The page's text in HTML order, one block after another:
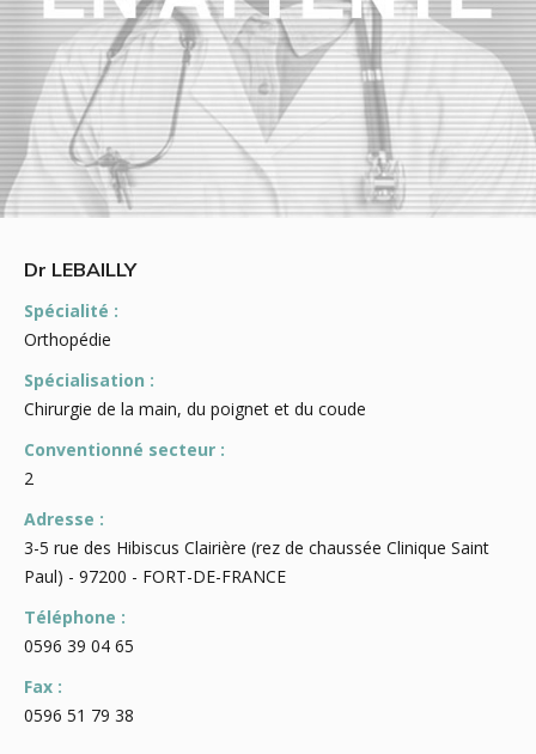
Dr LEBAILLY
Spécialité :
Orthopédie
Spécialisation :
Chirurgie de la main, du poignet et du coude
Conventionné secteur :
2
Adresse :
3-5 rue des Hibiscus Clairière (rez de chaussée Clinique Saint
Paul) - 97200 - FORT-DE-FRANCE
Téléphone :
0596 39 04 65
Fax :
0596 51 79 38